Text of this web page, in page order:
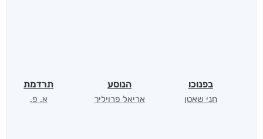
בפנוכו
חני שאטן
הנוסע
אריאל פרויליך
תרדמת
א. פ.